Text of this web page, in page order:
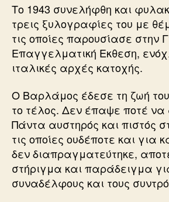
Το 1943 συνελήφθη και
τρεις ξυλογραφίες του με
τις οποίες παρουσίασε στην
Επαγγελματική Εκθεση,
ιταλικές αρχές κατοχής.
Ο Βαρλάμος έδεσε τη ζωή
το τέλος. Δεν έπαψε ποτέ να
Πάντα αυστηρός και πιστός
τις οποίες ουδέποτε και για
δεν διαπραγματεύτηκε,
στήριγμα και παράδειγμα
συναδέλφους και τους